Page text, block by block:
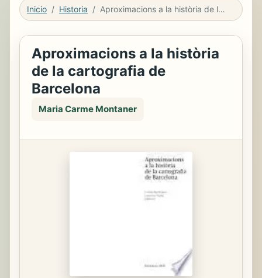
Inicio Historia Aproximacions a la història de la cartografia de Barcelona
Aproximacions a la història
de la cartografia de
Barcelona
Maria Carme Montaner